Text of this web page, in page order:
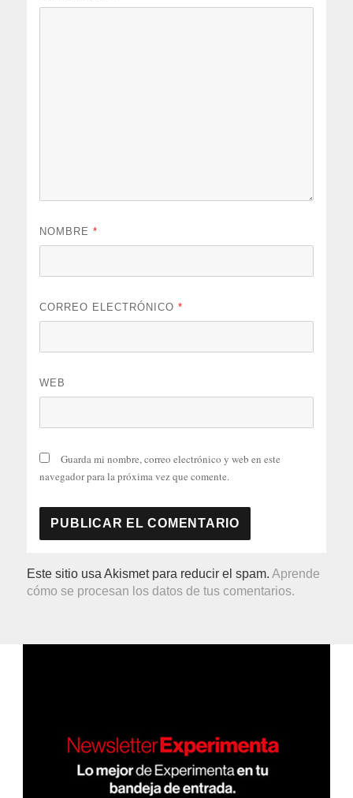
NOMBRE*
CORREO ELECTRÓNICO*
WEB
Guarda mi nombre, correo electrónico y web en este
navegador para la próxima vez que comente.
Este sitio usa Akismet para reducir el spam.Aprende
cómo se procesan los datos de tus comentarios.